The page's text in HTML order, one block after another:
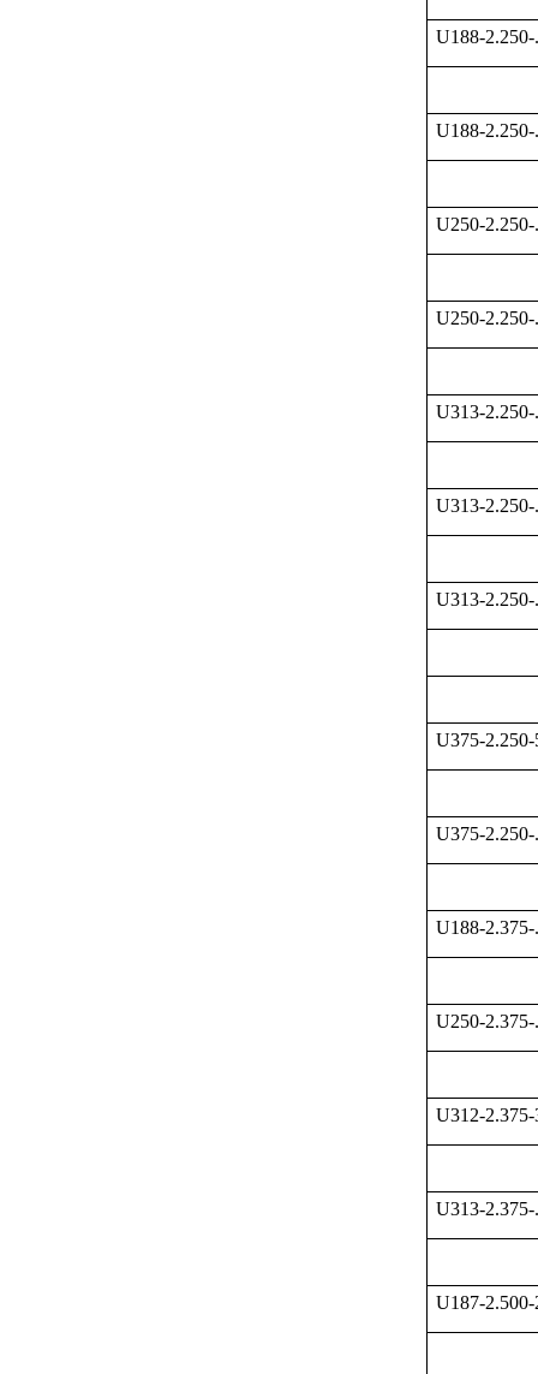
U188-2.250-
U188-2.250-
U250-2.250-
U250-2.250-
U313-2.250-
U313-2.250-
U313-2.250-
U375-
U375-2.250-
U188-2.375-
U250-2.375-
U312-
U313-2.375-
U187-